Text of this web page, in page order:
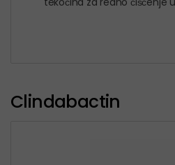
Clindabactin